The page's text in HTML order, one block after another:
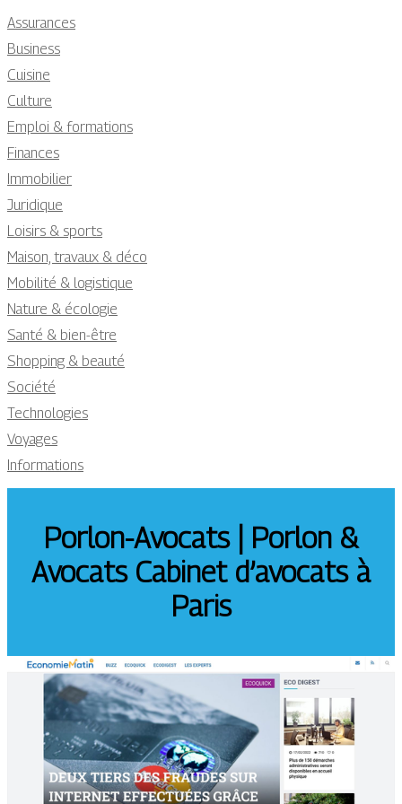
Assurances
Business
Cuisine
Culture
Emploi & formations
Finances
Immobilier
Juridique
Loisirs & sports
Maison, travaux & déco
Mobilité & logistique
Nature & écologie
Santé & bien-être
Shopping & beauté
Société
Technologies
Voyages
Informations
Porlon-Avocats | Porlon &
Avocats Cabinet d’avocats à
Paris